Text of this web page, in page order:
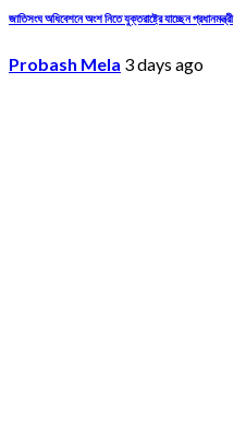
জাতিসংঘ অধিবেশনে অংশ নিতে যুক্তরাষ্ট্রে যাচ্ছেন প্রধানমন্ত্রী
Probash Mela 3 days ago